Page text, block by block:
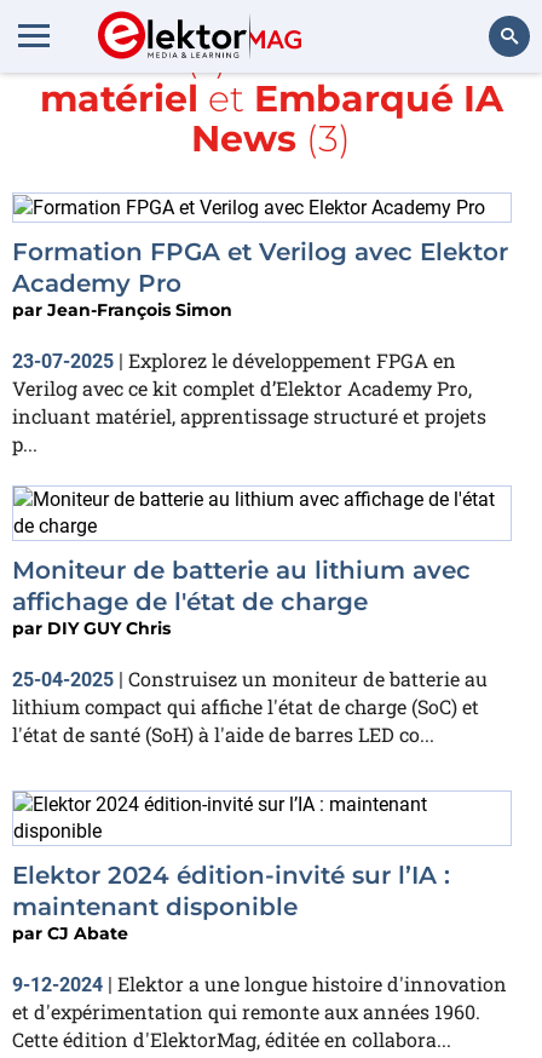
Rechercher
Article(s) avec la balise
matériel et Embarqué IA
News (3)
Formation FPGA et Verilog avec Elektor
Academy Pro
par Jean-François Simon
23-07-2025 | Explorez le développement FPGA en
Verilog avec ce kit complet d’Elektor Academy Pro,
incluant matériel, apprentissage structuré et projets
p...
Moniteur de batterie au lithium avec
affichage de l'état de charge
par DIY GUY Chris
25-04-2025 | Construisez un moniteur de batterie au
lithium compact qui affiche l'état de charge (SoC) et
l'état de santé (SoH) à l'aide de barres LED co...
Elektor 2024 édition-invité sur l’IA :
maintenant disponible
par CJ Abate
9-12-2024 | Elektor a une longue histoire d'innovation
et d'expérimentation qui remonte aux années 1960.
Cette édition d'ElektorMag, éditée en collabora...